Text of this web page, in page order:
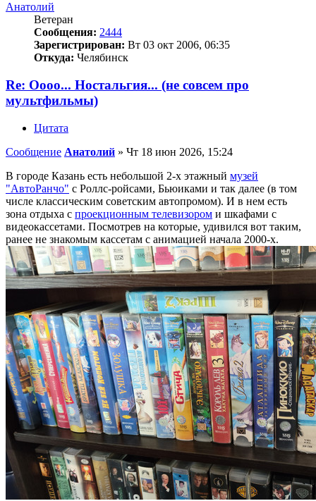
Анатолий
Ветеран
Сообщения: 2444
Зарегистрирован: Вт 03 окт 2006, 06:35
Откуда: Челябинск
Re: Оооо... Ностальгия... (не совсем про
мультфильмы)
Цитата
Сообщение Анатолий » Чт 18 июн 2026, 15:24
В городе Казань есть небольшой 2-х этажный музей
"АвтоРанчо" с Роллс-ройсами, Бьюиками и так далее (в том
числе классическим советским автопромом). И в нем есть
зона отдыха с проекционным телевизором и шкафами с
видеокассетами. Посмотрев на которые, удивился вот таким,
ранее не знакомым кассетам с анимацией начала 2000-х.